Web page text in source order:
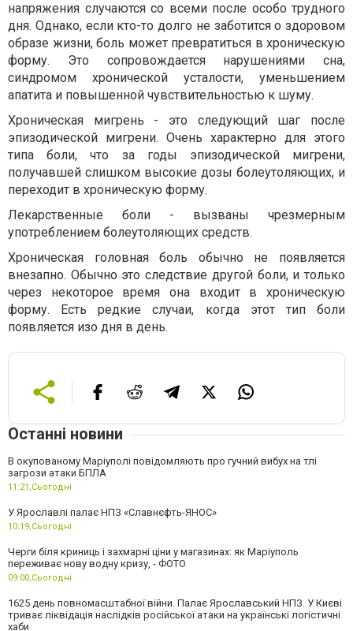
напряжения случаются со всеми после особо трудного
дня. Однако, если кто-то долго не заботится о здоровом
образе жизни, боль может превратиться в хроническую
форму. Это сопровождается нарушениями сна,
синдромом хронической усталости, уменьшением
апатита и повышенной чувствительностью к шуму.
Хроническая мигрень - это следующий шаг после
эпизодической мигрени. Очень характерно для этого
типа боли, что за годы эпизодической мигрени,
получавшей слишком высокие дозы болеутоляющих, и
переходит в хроническую форму.
Лекарственные боли - вызваны чрезмерным
употреблением болеутоляющих средств.
Хроническая головная боль обычно не появляется
внезапно. Обычно это следствие другой боли, и только
через некоторое время она входит в хроническую
форму. Есть редкие случаи, когда этот тип боли
появляется изо дня в день.
Останні новини
В окупованому Маріуполі повідомляють про гучний вибух на тлі
загрози атаки БПЛА
11:21,Сьогодні
У Ярославлі палає НПЗ «Славнєфть-ЯНОС»
10:19,Сьогодні
Черги біля криниць і захмарні ціни у магазинах: як Маріуполь
переживає нову водну кризу, - ФОТО
09:00,Сьогодні
1625 день повномасштабної війни. Палає Ярославський НПЗ. У Києві
триває ліквідація наслідків російської атаки на українські логістичні
хаби